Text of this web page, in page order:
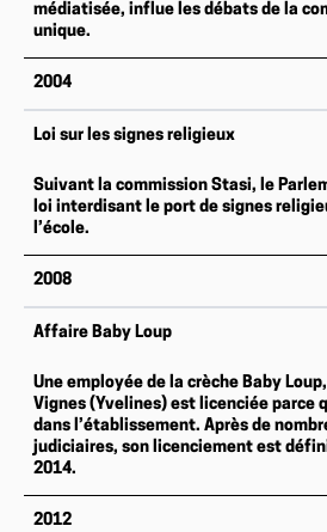
médiatisée, influe les débats de la
unique.
2004
Loi sur les signes religieux
Suivant la commission Stasi, le
loi interdisant le port de signes
l’école.
2008
Affaire Baby Loup
Une employée de la crèche Baby
Vignes (Yvelines) est licenciée parce
dans l’établissement. Après de
judiciaires, son licenciement est
2014.
2012